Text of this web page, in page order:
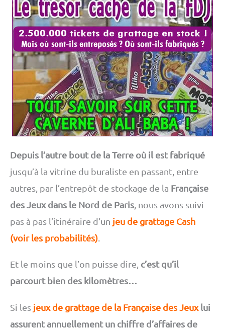
Depuis l’autre bout de la Terre où il est fabriqué
jusqu’à la vitrine du buraliste en passant, entre
autres, par l’entrepôt de stockage de la Française
des Jeux dans le Nord de Paris , nous avons suivi
pas à pas l’itinéraire d’un jeu de grattage Cash
(voir les probabilités)
Et le moins que l’on puisse dire, c’est qu’il
parcourt bien des kilomètres…
Si les jeux de grattage de la Française des Jeuxlui
assurent annuellement un chiffre d’affaires de